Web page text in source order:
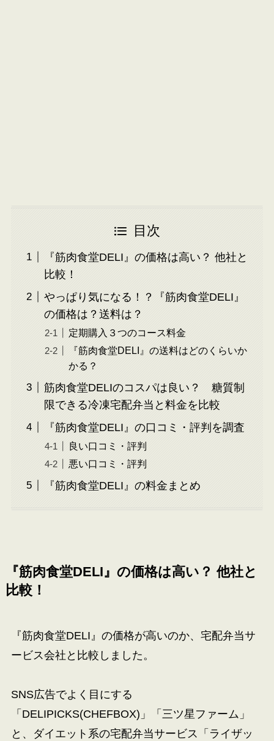
目次
『筋肉食堂DELI』の価格は高い？ 他社と
比較！
やっぱり気になる！？『筋肉食堂DELI』
の価格は？送料は？
定期購入３つのコース料金
『筋肉食堂DELI』の送料はどのくらいか
かる？
筋肉食堂DELIのコスパは良い？ 糖質制
限できる冷凍宅配弁当と料金を比較
『筋肉食堂DELI』の口コミ・評判を調査
良い口コミ・評判
悪い口コミ・評判
『筋肉食堂DELI』の料金まとめ
『筋肉食堂DELI』の価格は高い？ 他社と
比較！
『筋肉食堂DELI』の価格が高いのか、宅配弁当サ
ービス会社と比較しました。
SNS広告でよく目にする
「DELIPICKS(CHEFBOX)」「三ツ星ファーム」
と、ダイエット系の宅配弁当サービス「ライザッ